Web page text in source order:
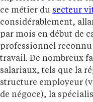
ce métier du secteur
considérablement,
par mois en début de
professionnel
travail. De nombreux
salariaux, tels que la
structure employeur
de négoce), la